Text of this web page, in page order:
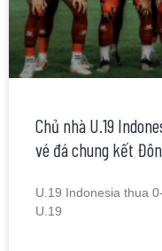
Chủ nhà U.19
vé đá chung kết
U.19 Indonesia thua
U.19